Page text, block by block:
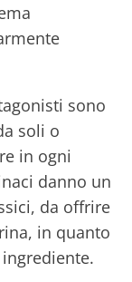
sono
soli o
in ogni
danno un
da offrire
in quanto